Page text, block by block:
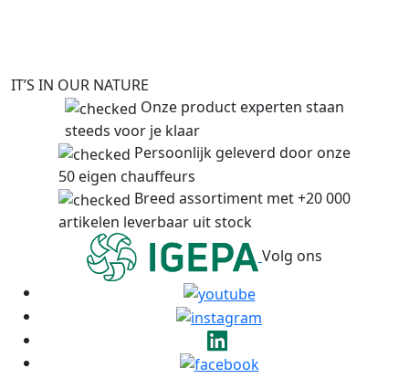
IT’S IN OUR NATURE
Onze product experten staan
steeds voor je klaar
Persoonlijk geleverd door onze
50 eigen chauffeurs
Breed assortiment met +20 000
artikelen leverbaar uit stock
Volg ons